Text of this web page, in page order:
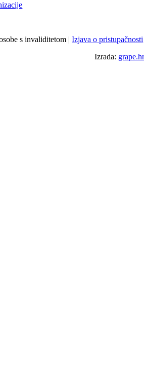
s invaliditetom |Izjava o pristupačnosti
Izrada: grape.hr